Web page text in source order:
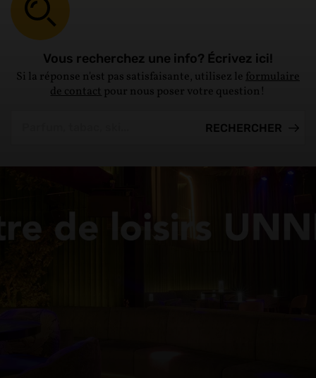
Vous recherchez une info? Écrivez ici!
Si la réponse n'est pas satisfaisante, utilisez leformulaire
de contactpour nous poser votre question!